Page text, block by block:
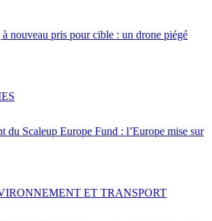
nouveau pris pour cible : un drone piégé
du Scaleup Europe Fund : l’Europe mise sur
ET TRANSPORT